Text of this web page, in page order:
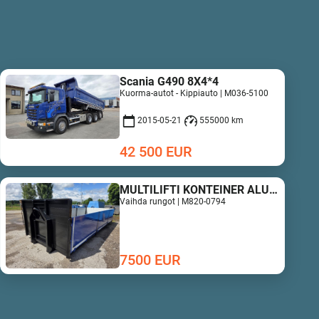
Scania G490 8X4*4
Kuorma-autot - Kippiauto | M036-5100
2015-05-21 555000 km
42 500 EUR
MULTILIFTI KONTEINER ALUMIINIUM PORTEDEGA
Vaihda rungot | M820-0794
7500 EUR